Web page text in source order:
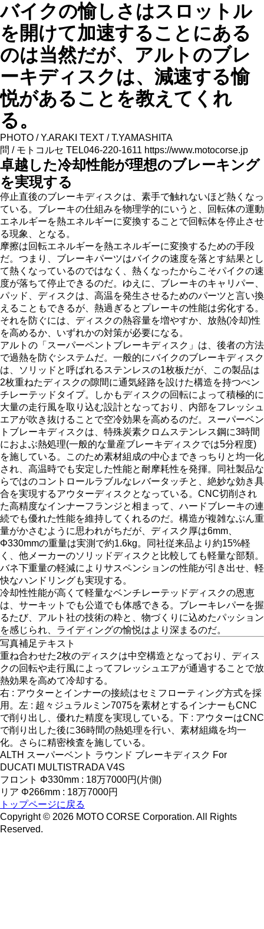
バイクの愉しさはスロットル
を開けて加速することにある
のは当然だが、アルトのブレ
ーキディスクは、減速する愉
悦があることを教えてくれ
る。
PHOTO / Y.ARAKI TEXT / T.YAMASHITA
問 / モトコルセ TEL046-220-1611 https://www.motocorse.jp
卓越した冷却性能が理想のブレーキング
を実現する
停止直後のブレーキディスクは、素手で触れないほど熱くなっ
ている。ブレーキの仕組みを物理学的にいうと、回転体の運動
エネルギーを熱エネルギーに変換することで回転体を停止させ
る現象、となる。
摩擦は回転エネルギーを熱エネルギーに変換するための手段
だ。つまり、ブレーキパーツはバイクの速度を落とす結果とし
て熱くなっているのではなく、熱くなったからこそパイクの速
度が落ちて停止できるのだ。ゆえに、ブレーキのキャリパー、
パッド、ディスクは、高温を発生させるためのパーツと言い換
えることもできるが、熱過ぎるとプレーキの性能は劣化する。
それを防ぐには、ディスクの熱容量を増やすか、放熱(冷却)性
を高めるか、いずれかの対策が必要になる。
アルトの「スーパーペントブレーキディスク」は、後者の方法
で過熱を防ぐシステムだ。一般的にバイクのブレーキディスク
は、ソリッドと呼ばれるステンレスの1枚板だが、この製品は
2枚重ねたディスクの隙間に通気経路を設けた構造を持つぺン
チレーテッドタイプ。しかもディスクの回転によって積極的に
大量の走行風を取り込む設計となっており、内部をフレッシュ
エアが吹き抜けることで空冷効果を高めるのだ。スーパーベン
トブレーキディスクは、特殊炭素クロムステンレス鋼に3時間
におよぶ熱処理(一般的な量産ブレーキディスクでは5分程度)
を施している。このため素材組成の中心まできっちりと均一化
され、高温時でも安定した性能と耐摩耗性を発揮。同社製品な
らではのコントロールラブルなレバータッチと、絶妙な効き具
合を実現するアウターディスクとなっている。CNC切削され
た高精度なインナーフランジと相まって、ハードブレーキの連
続でも優れた性能を維持してくれるのだ。構造が複雑なぶん重
量がかさむように思われがちだが、ディスク厚は6mm、
Φ330mmの重量は実測で約1.6kg。同社従来品より約15%軽
く、他メーカーのソリッドディスクと比較しても軽量な部類。
バネ下重量の軽減によりサスペンションの性能が引き出せ、軽
快なハンドリングも実現する。
冷却性性能が高くて軽量なベンチレーテッドディスクの恩恵
は、サーキットでも公道でも体感できる。ブレーキレパーを握
るたび、アルト社の技術の粋と、物づくりに込めたパッション
を感じられ、ライディングの愉悦はより深まるのだ。
写真補足テキスト
重ね合わせた2枚のディスクは中空構造となっており、ディス
クの回転や走行風によってフレッシュエアが通過することで放
熱効果を高めて冷却する。
右 : アウターとインナーの接続はセミフローティング方式を採
用。左 : 超々ジュラルミン7075を素材とするインナーもCNC
で削り出し、優れた精度を実現している。下 : アウターはCNC
で削り出した後に36時間の熱処理を行い、素材組織を均一
化。さらに精密検査を施している。
ALTH スーパーベント ラウンド ブレーキディスク For
DUCATI MULTISTRADA V4S
フロント Φ330mm : 18万7000円(片側)
リア Φ266mm : 18万7000円
トップページに戻る
Copyright © 2026 MOTO CORSE Corporation. All Rights
Reserved.